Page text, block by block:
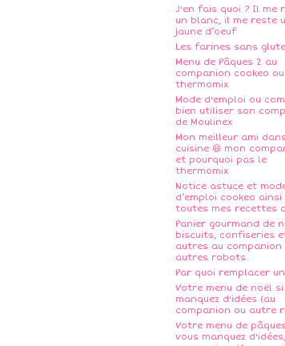
J'en fais quoi ? Il me
un blanc, il me reste
jaune d’oeuf
Les farines sans
Menu de Pâques 2 au
companion cookeo ou
thermomix
Mode d'emploi ou
bien utiliser son
de Moulinex
Mon meilleur ami
cuisine 😆 mon
et pourquoi pas le
thermomix
Notice astuce et
d’emploi cookeo ainsi
toutes mes recettes
Panier gourmand de
biscuits, confiseries
autres au companion
autres robots
Par quoi remplacer
Votre menu de noël
manquez d'idées (au
companion ou autre
Votre menu de
vous manquez